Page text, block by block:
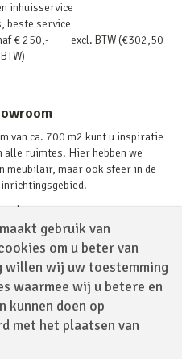
gebruik van
om u beter van
willen wij uw toestemming
waarmee wij u betere en
kunnen doen op
met het plaatsen van
inhuisservice
beste service
€ 250,- excl. BTW (€302,50
van ca. 700 m2 kunt u inspiratie
alle ruimtes. Hier hebben we
meubilair, maar ook sfeer in de